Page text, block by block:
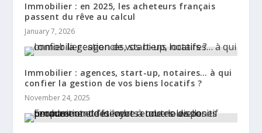
Immobilier : en 2025, les acheteurs français
passent du rêve au calcul
January 7, 2026
Immobilier : agences, start-up, notaires… à qui
confier la gestion de vos biens locatifs ?
November 24, 2025